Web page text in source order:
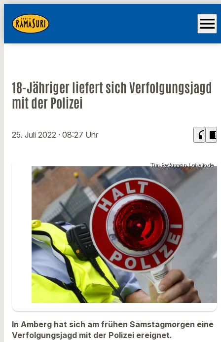
menu
18-Jähriger liefert sich Verfolgungsjagd
mit der Polizei
25. Juli 2022 · 08:27 Uhr headphones chrome_reader_mode
Tim Reckmann / pixelio.de
In Amberg hat sich am frühen Samstagmorgen eine
Verfolgungsjagd mit der Polizei ereignet.